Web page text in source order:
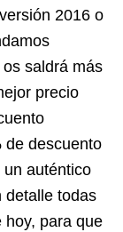
2016 o
saldrá más
precio
de descuento
auténtico
detalle todas
hoy, para que